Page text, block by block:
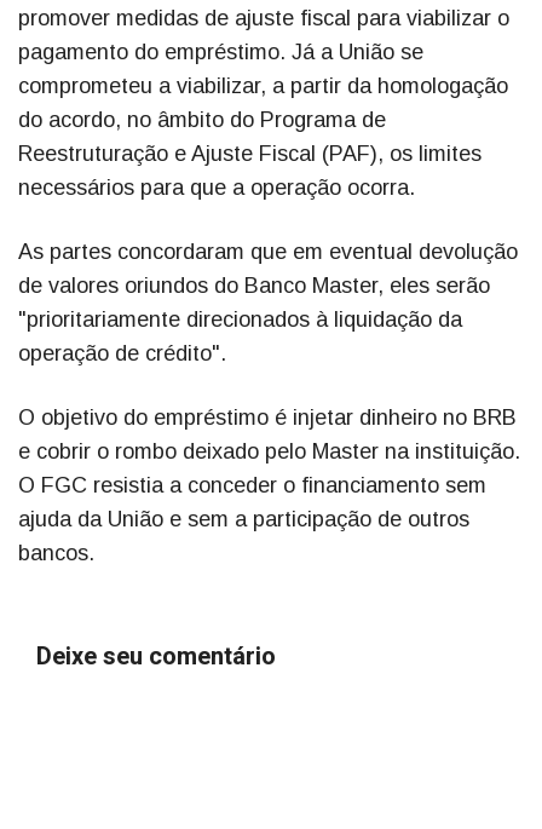
promover medidas de ajuste fiscal para viabilizar o
pagamento do empréstimo. Já a União se
comprometeu a viabilizar, a partir da homologação
do acordo, no âmbito do Programa de
Reestruturação e Ajuste Fiscal (PAF), os limites
necessários para que a operação ocorra.
As partes concordaram que em eventual devolução
de valores oriundos do Banco Master, eles serão
"prioritariamente direcionados à liquidação da
operação de crédito".
O objetivo do empréstimo é injetar dinheiro no BRB
e cobrir o rombo deixado pelo Master na instituição.
O FGC resistia a conceder o financiamento sem
ajuda da União e sem a participação de outros
bancos.
Deixe seu comentário